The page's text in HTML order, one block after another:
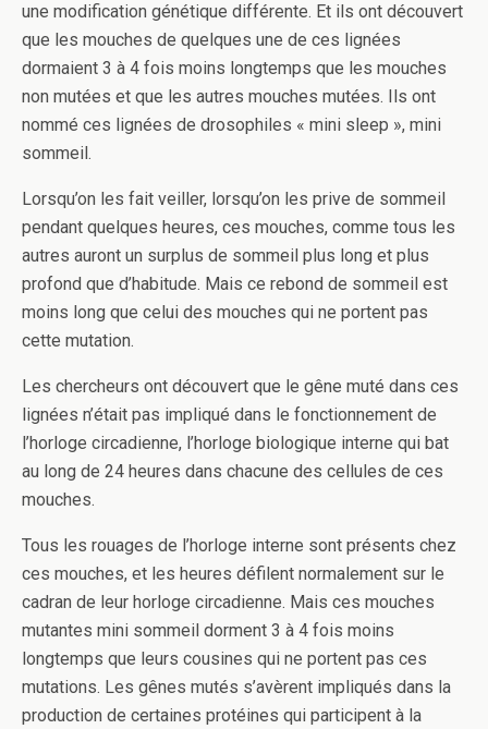
une modification génétique différente. Et ils ont découvert
que les mouches de quelques une de ces lignées
dormaient 3 à 4 fois moins longtemps que les mouches
non mutées et que les autres mouches mutées. Ils ont
nommé ces lignées de drosophiles « mini sleep », mini
sommeil.
Lorsqu’on les fait veiller, lorsqu’on les prive de sommeil
pendant quelques heures, ces mouches, comme tous les
autres auront un surplus de sommeil plus long et plus
profond que d’habitude. Mais ce rebond de sommeil est
moins long que celui des mouches qui ne portent pas
cette mutation.
Les chercheurs ont découvert que le gêne muté dans ces
lignées n’était pas impliqué dans le fonctionnement de
l’horloge circadienne, l’horloge biologique interne qui bat
au long de 24 heures dans chacune des cellules de ces
mouches.
Tous les rouages de l’horloge interne sont présents chez
ces mouches, et les heures défilent normalement sur le
cadran de leur horloge circadienne. Mais ces mouches
mutantes mini sommeil dorment 3 à 4 fois moins
longtemps que leurs cousines qui ne portent pas ces
mutations. Les gênes mutés s’avèrent impliqués dans la
production de certaines protéines qui participent à la